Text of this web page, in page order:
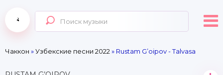
Чаккон »Узбекские песни 2022 » Rustam G’oipov - Talvasa